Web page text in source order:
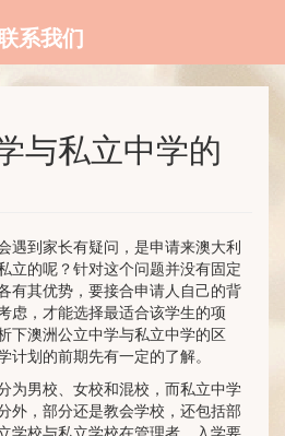
系我们
与私立中学的
遇到家长有疑问，是申请来澳大利
立的呢？针对这个问题并没有固定
有其优势，要接合申请人自己的背
虑，才能选择最适合该学生的项
下澳洲公立中学与私立中学的区
划的前期先有一定的了解。
为男校、女校和混校，而私立中学
外，部分还是教会学校，还包括部